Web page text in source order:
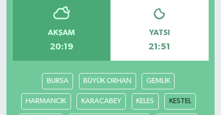
AKŞAM
20:19
YATSI
21:51
BURSA BÜYÜK ORHAN GEMLİK
HARMANCIK KARACABEY KELES KESTEL